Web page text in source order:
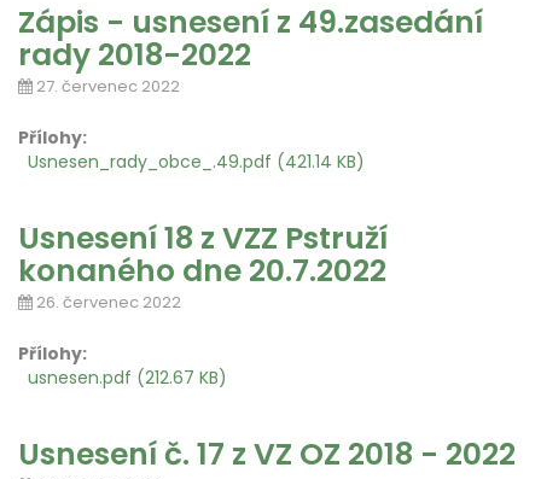
Zápis - usnesení z 49.zasedání
rady 2018-2022
27. červenec 2022
Přílohy:
Usnesen_rady_obce_.49.pdf (421.14 KB)
Usnesení 18 z VZZ Pstruží
konaného dne 20.7.2022
26. červenec 2022
Přílohy:
usnesen.pdf (212.67 KB)
Usnesení č. 17 z VZ OZ 2018 - 2022